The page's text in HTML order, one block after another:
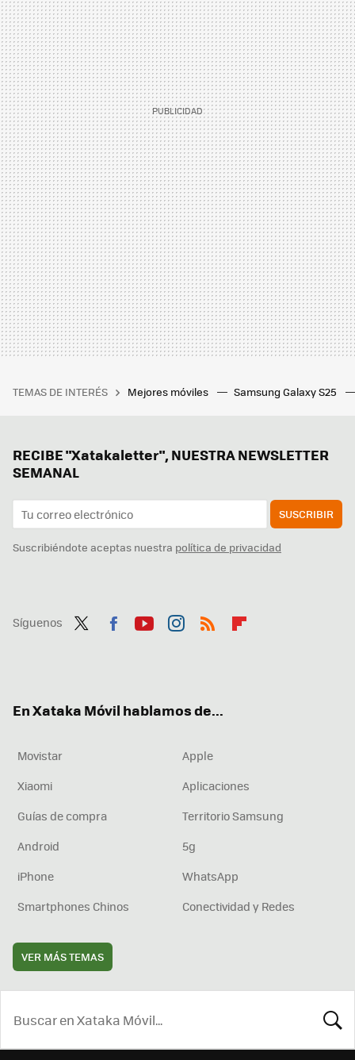
TEMAS DE INTERÉS Mejores móviles Samsung Galaxy S25
RECIBE "Xatakaletter", NUESTRA NEWSLETTER
SEMANAL
SUSCRIBIR
Suscribiéndote aceptas nuestra política de privacidad
Síguenos
En Xataka Móvil hablamos de...
Movistar
Apple
Xiaomi
Aplicaciones
Guías de compra
Territorio Samsung
Android
5g
iPhone
WhatsApp
Smartphones Chinos
Conectividad y Redes
VER MÁS TEMAS